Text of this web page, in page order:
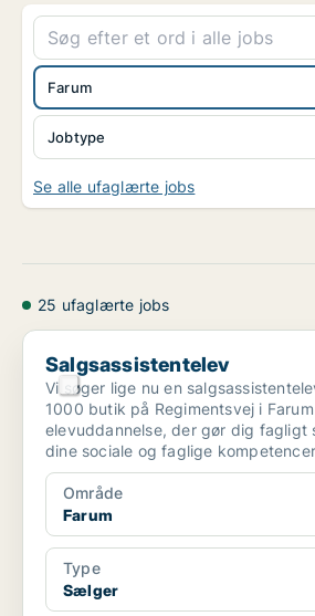
Jobtype
Farum
Se alle ufaglærte jobs
25 ufaglærte jobs
Salgsassistentelev
Salgsassistentelev
Vi søger lige nu en
1000 butik på Regimentsvej i
elevuddannelse, der gør dig
dine sociale og faglige
Område
Farum
Type
Sælger